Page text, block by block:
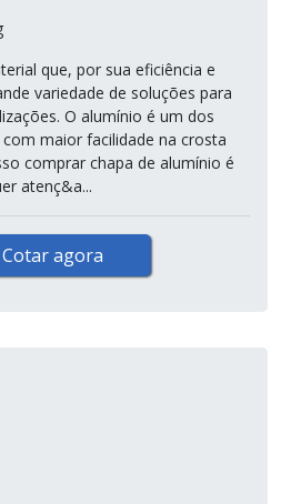
que, por sua eficiência e
variedade de soluções para
O alumínio é um dos
maior facilidade na crosta
comprar chapa de alumínio é
atenç&a...
Cotar agora